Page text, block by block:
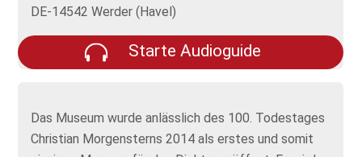
DE-14542 Werder (Havel)
Starte Audioguide
Das Museum wurde anlässlich des 100. Todestages
Christian Morgensterns 2014 als erstes und somit